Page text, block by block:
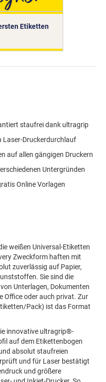
Etiketten
staufrei dank ultragrip
Laser-Druckerdurchlauf
auf allen gängigen Druckern
Untergründen
Online Vorlagen
weißen Universal-Etiketten
Zweckform haften mit
zuverlässig auf Papier,
Sie sind die
Unterlagen, Dokumenten
Office oder auch privat. Zur
Pack) ist das Format
innovative ultragrip®-
auf dem Etikettenbogen
absolut staufreien
und für Laser bestätigt
und größere